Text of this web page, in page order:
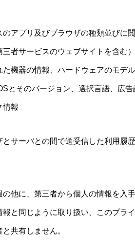
アプリ及びブラウザの種類並びに
者サービスのウェブサイトを含む）
機器の情報、ハードウェアのモデ
とそのバージョン、選択言語、広
情報
サーバとの間で送受信した利用履
他に、第三者から個人の情報を入
と同じように取り扱い、このプラ
共有しません。